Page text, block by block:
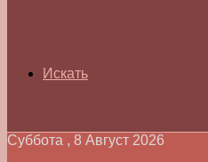
Искать
Суббота , 8 Август 2026